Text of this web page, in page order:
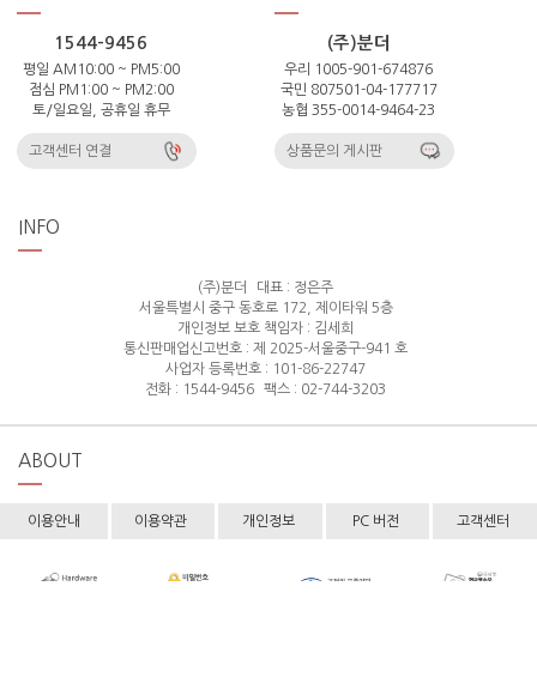
1544-9456
평일 AM10:00 ~ PM5:00
점심 PM1:00 ~ PM2:00
토/일요일, 공휴일 휴무
고객센터 연결
(주)분더
우리 1005-901-674876
국민 807501-04-177717
농협 355-0014-9464-23
상품문의 게시판
INFO
(주)분더
대표 : 정은주
서울특별시 중구 동호로 172, 제이타워 5층
개인정보 보호 책임자 : 김세희
통신판매업신고번호 : 제 2025-서울중구-941 호
사업자 등록번호 : 101-86-22747
전화 : 1544-9456
팩스 : 02-744-3203
ABOUT
이용안내 이용약관 개인정보 PC 버전 고객센터